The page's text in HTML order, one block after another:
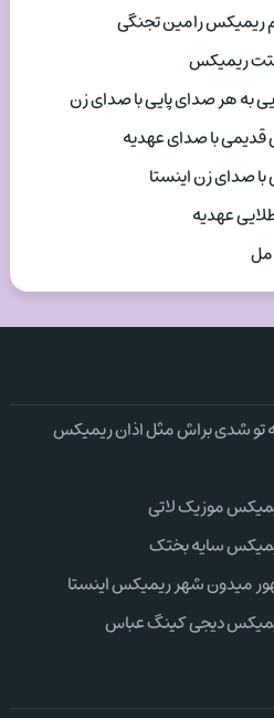
ریمیکس رامین تجنگی
ریمیکس
به هر صدای پایی با صدای زن
قدیمی با صدای عهدیه
با صدای زن اینستا
عهدیه
تو شدی براش مثل اذان ریمیکس
موزیک لاتی
سایه بختک
میدون شهر ریمیکس اینستا
دیجی کینگ عباس